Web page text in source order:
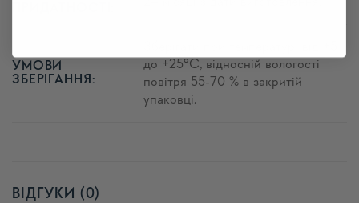
УМОВИ
ЗБЕРІГАННЯ:
до +25°C, відносній вологості
повітря 55-70 % в закритій
упаковці.
ВІДГУКИ (0)